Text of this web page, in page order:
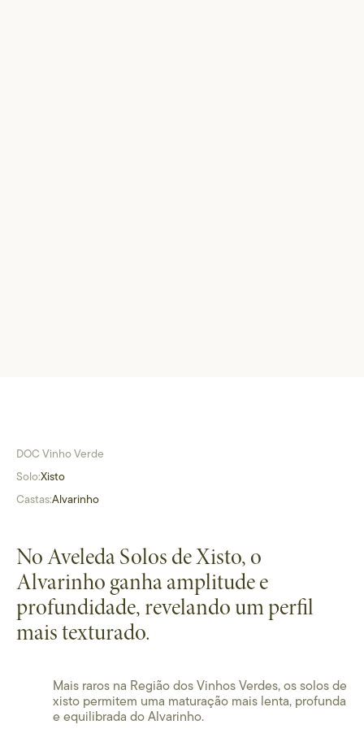
DOC Vinho Verde
Solo:Xisto
Castas:Alvarinho
No Aveleda Solos de Xisto, o
Alvarinho ganha amplitude e
profundidade, revelando um perfil
mais texturado.
Mais raros na Região dos Vinhos Verdes, os solos de
xisto permitem uma maturação mais lenta, profunda
e equilibrada do Alvarinho.